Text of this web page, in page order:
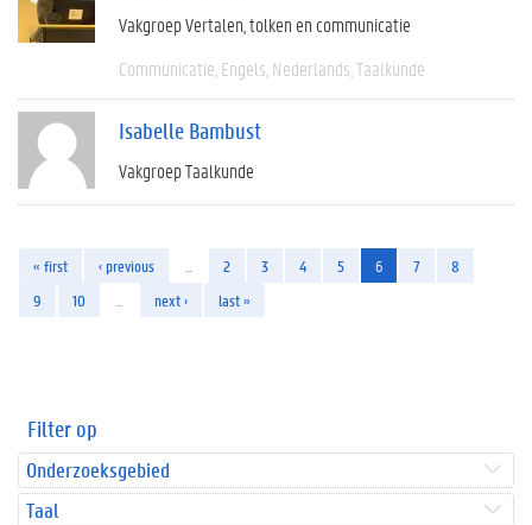
Vakgroep Vertalen, tolken en communicatie
Communicatie Engels Nederlands Taalkunde
Isabelle Bambust
Vakgroep Taalkunde
« first ‹ previous 2 3 4 5 6 7
8
9
10 next › last »
Filter op
Onderzoeksgebied
Taal